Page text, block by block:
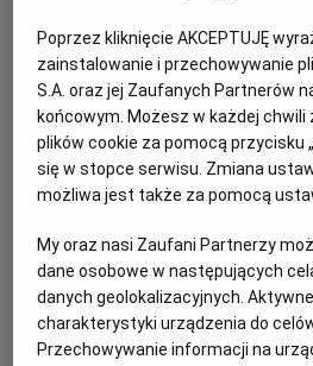
przez Was seansem.
To Wy decydujecie jaką kwotę
bilet na film 1 dzień wcześniej
2 dni wcześniej – 3 zł mniej,3
mniej,
a 4 dni
mniej!
Zrezygnowaliśmy z rozróżnienia
Poprzez kliknięcie AKCEPTUJĘ
zainstalowanie i przechowywanie
S.A. oraz jej Zaufanych Partnerów
końcowym. Możesz w każdej
plików cookie za pomocą przycisku
się w stopce serwisu. Zmiana
możliwa jest także za pomocą
My oraz nasi Zaufani Partnerzy
dane osobowe w następujących
danych geolokalizacyjnych.
charakterystyki urządzenia do
Przechowywanie informacji na